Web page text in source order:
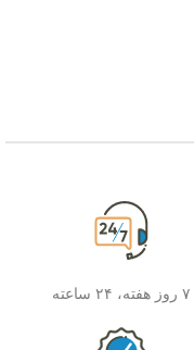
۷ روز هفته، ۲۴ ساعته